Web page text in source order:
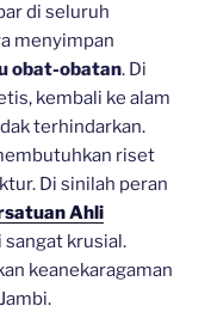
di seluruh
menyimpan
obat-obatan. Di
kembali ke alam
terhindarkan.
riset
Di sinilah peran
Ahli
sangat krusial.
keanekaragaman